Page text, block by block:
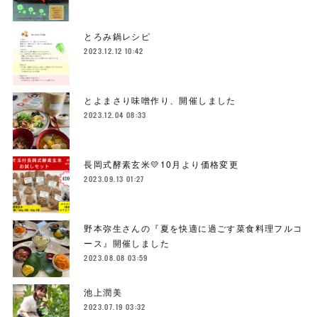
とろみ鍋レシピ
2023.12.12 10:42
とよまさり味噌作り、開催しました
2023.12.04 08:33
長岡式酵素玄米💛10月より価格変更
2023.09.13 01:27
野本弥生さんの『夏を快適に過ごす菜食料理フルコ
ース』開催しました
2023.08.08 03:59
池上潤美
2023.07.19 03:32